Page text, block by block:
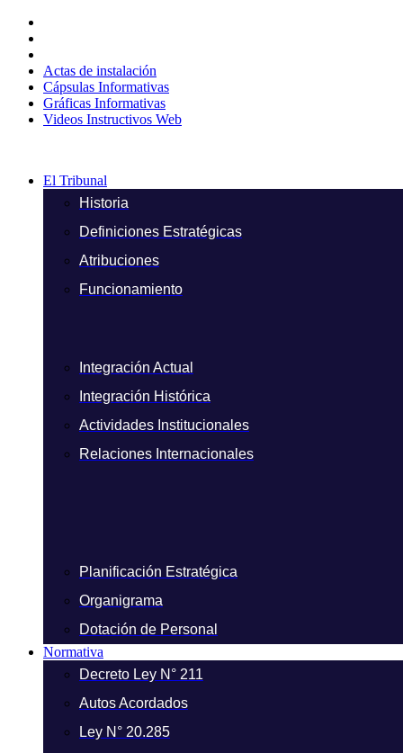
contenido
Actas de instalación
Cápsulas Informativas
Gráficas Informativas
Videos Instructivos Web
El Tribunal
Historia
Definiciones Estratégicas
Atribuciones
Funcionamiento
Integración Actual
Integración Histórica
Actividades Institucionales
Relaciones Internacionales
Planificación Estratégica
Organigrama
Dotación de Personal
Normativa
Decreto Ley N° 211
Autos Acordados
Ley N° 20.285